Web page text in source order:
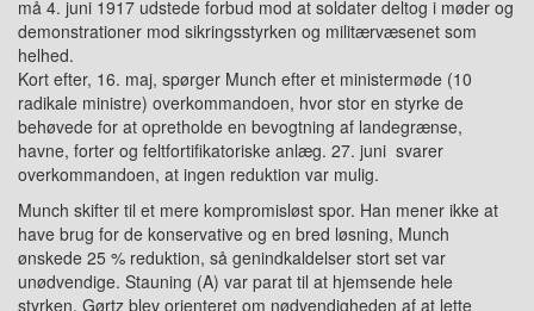
må 4. juni 1917 udstede forbud mod at soldater deltog i møder og
demonstrationer mod sikringsstyrken og militærvæsenet som
helhed.
Kort efter, 16. maj, spørger Munch efter et ministermøde (10
radikale ministre) overkommandoen, hvor stor en styrke de
behøvede for at opretholde en bevogtning af landegrænse,
havne, forter og feltfortifikatoriske anlæg. 27. juni svarer
overkommandoen, at ingen reduktion var mulig.
Munch skifter til et mere kompromisløst spor. Han mener ikke at
have brug for de konservative og en bred løsning, Munch
ønskede 25 % reduktion, så genindkaldelser stort set var
unødvendige. Stauning (A) var parat til at hjemsende hele
styrken. Gørtz blev orienteret om nødvendigheden af at lette